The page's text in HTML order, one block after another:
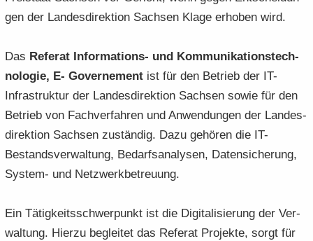
gen der Lan­des­di­rek­ti­on Sach­sen Klage er­ho­ben wird.
Das Re­fe­rat Informations-​ und Kom­mu­ni­ka­ti­ons­tech­
no­lo­gie, E- Go­ver­ne­ment ist für den Be­trieb der IT-​
Infrastruktur der Lan­des­di­rek­ti­on Sach­sen sowie für den
Be­trieb von Fach­ver­fah­ren und An­wen­dun­gen der Lan­des­
di­rek­ti­on Sach­sen zu­stän­dig. Dazu ge­hö­ren die IT-​
Bestandsverwaltung, Be­darfs­ana­ly­sen, Da­ten­si­che­rung,
System-​ und Netz­werk­be­treu­ung.
Ein Tä­tig­keits­schwer­punkt ist die Di­gi­ta­li­sie­rung der Ver­
wal­tung. Hier­zu be­glei­tet das Re­fe­rat Pro­jek­te, sorgt für